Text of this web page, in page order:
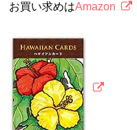
お買い求めはAmazon